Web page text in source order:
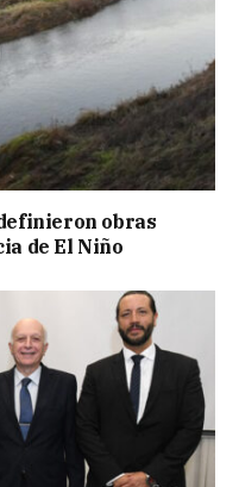
obras
de El Niño